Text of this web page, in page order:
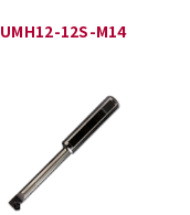
UMH12-12S-M14